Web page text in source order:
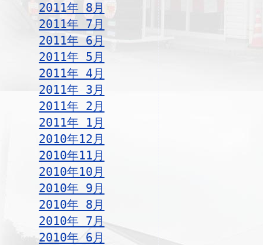
2011年 8月
2011年 7月
2011年 6月
2011年 5月
2011年 4月
2011年 3月
2011年 2月
2011年 1月
2010年12月
2010年11月
2010年10月
2010年 9月
2010年 8月
2010年 7月
2010年 6月